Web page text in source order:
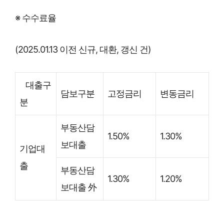
※ 수수료율
(2025.01.13 이전 신규, 대환, 갱신 건)
대출구
분
담보구분 고정금리 변동금리
기업대
출
부동산담
보대출
1.50% 1.30%
부동산담
보대출 外
1.30% 1.20%